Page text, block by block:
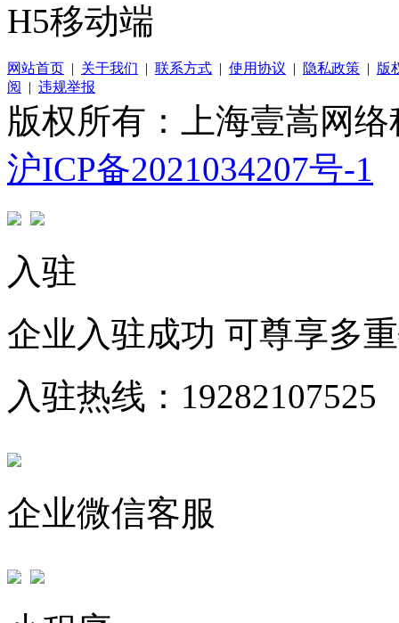
H5移动端
网站首页 | 关于我们 | 联系方式 | 使用协议 | 隐私政策 | 版
阅
| 违规举报
版权所有：上海壹嵩网
沪ICP备2021034207号-1
入驻
企业入驻成功 可尊享多
入驻热线：19282107525
企业微信客服